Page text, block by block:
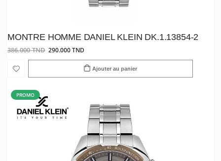
MONTRE HOMME DANIEL KLEIN DK.1.13854-2
386.000 TND 290.000 TND
Ajouter au panier
PROMO